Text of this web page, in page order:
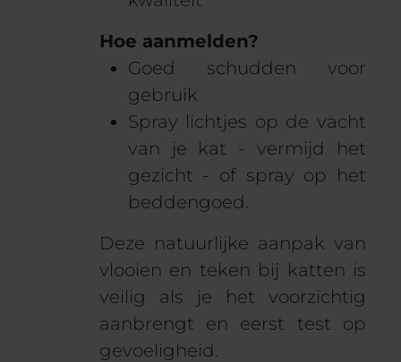
Hoe aanmelden?
Goed schudden voor
gebruik
Spray lichtjes op de vacht
van je kat - vermijd het
gezicht - of spray op het
beddengoed.
Deze natuurlijke aanpak van
vlooien en teken bij katten is
veilig als je het voorzichtig
aanbrengt en eerst test op
gevoeligheid.